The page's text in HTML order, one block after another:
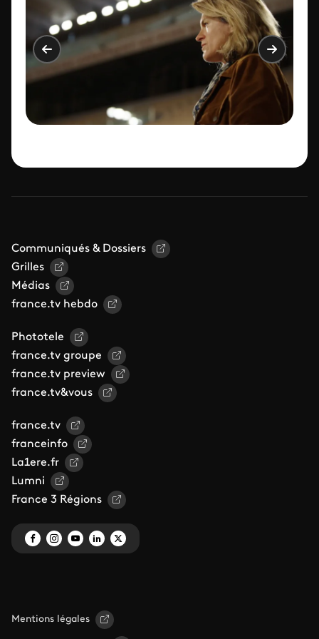
Communiqués & Dossiers
Grilles
Médias
france.tv hebdo
Phototele
france.tv groupe
france.tv preview
france.tv&vous
france.tv
franceinfo
La1ere.fr
Lumni
France 3 Régions
Mentions légales